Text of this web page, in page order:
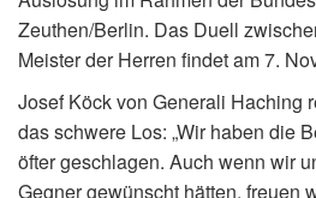
Zeuthen/Berlin. Das Duell
Meister der Herren findet am 7.
Josef Köck von Generali Haching
das schwere Los: „Wir haben die
öfter geschlagen. Auch wenn wir
Gegner gewünscht hätten, freuen